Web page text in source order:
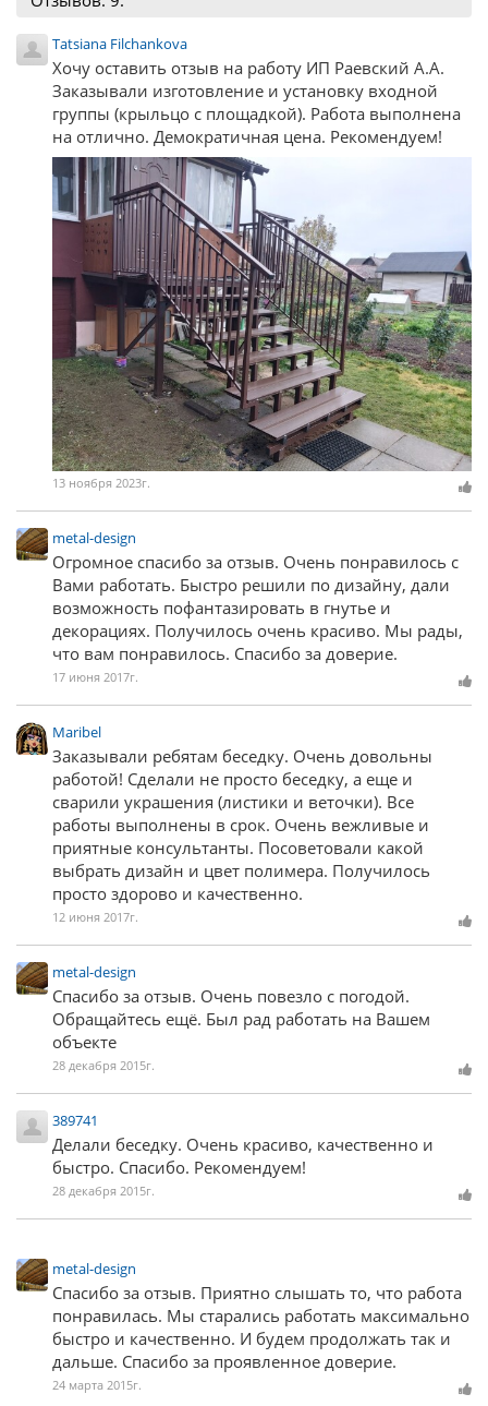
Tatsiana Filchankova
Хочу оставить отзыв на работу ИП Раевский А.А.
Заказывали изготовление и установку входной
группы (крыльцо с площадкой). Работа выполнена
на отлично. Демократичная цена. Рекомендуем!
13 ноября 2023г.
metal-design
Огромное спасибо за отзыв. Очень понравилось с
Вами работать. Быстро решили по дизайну, дали
возможность пофантазировать в гнутье и
декорациях. Получилось очень красиво. Мы рады,
что вам понравилось. Спасибо за доверие.
17 июня 2017г.
Maribel
Заказывали ребятам беседку. Очень довольны
работой! Сделали не просто беседку, а еще и
сварили украшения (листики и веточки). Все
работы выполнены в срок. Очень вежливые и
приятные консультанты. Посоветовали какой
выбрать дизайн и цвет полимера. Получилось
просто здорово и качественно.
12 июня 2017г.
metal-design
Спасибо за отзыв. Очень повезло с погодой.
Обращайтесь ещё. Был рад работать на Вашем
объекте
28 декабря 2015г.
389741
Делали беседку. Очень красиво, качественно и
быстро. Спасибо. Рекомендуем!
28 декабря 2015г.
metal-design
Спасибо за отзыв. Приятно слышать то, что работа
понравилась. Мы старались работать максимально
быстро и качественно. И будем продолжать так и
дальше. Спасибо за проявленное доверие.
24 марта 2015г.